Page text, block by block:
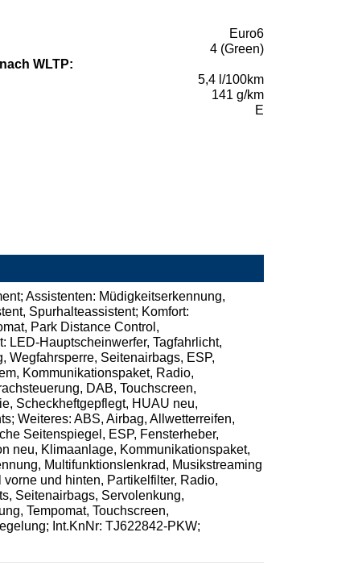
Euro6
4 (Green)
WLTP:
5,4 l/100km
141 g/km
E
Assistenten: Müdigkeitserkennung,
Spurhalteassistent; Komfort:
Park Distance Control,
LED-Hauptscheinwerfer, Tagfahrlicht,
Wegfahrsperre, Seitenairbags, ESP,
Kommunikationspaket, Radio,
DAB, Touchscreen,
Scheckheftgepflegt, HUAU neu,
Weiteres: ABS, Airbag, Allwetterreifen,
Seitenspiegel, ESP, Fensterheber,
neu, Klimaanlage, Kommunikationspaket,
Multifunktionslenkrad, Musikstreaming
und hinten, Partikelfilter, Radio,
Seitenairbags, Servolenkung,
Tempomat, Touchscreen,
Int.KnNr: TJ622842-PKW;